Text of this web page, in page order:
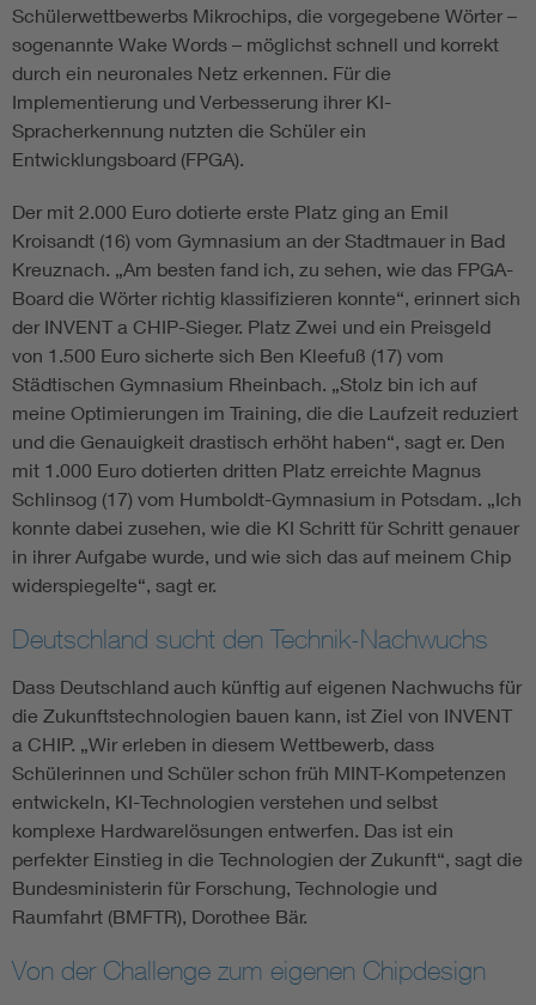
Schülerwettbewerbs Mikrochips, die vorgegebene Wörter –
sogenannte Wake Words – möglichst schnell und korrekt
durch ein neuronales Netz erkennen. Für die
Implementierung und Verbesserung ihrer KI-
Spracherkennung nutzten die Schüler ein
Entwicklungsboard (FPGA).
Der mit 2.000 Euro dotierte erste Platz ging an Emil
Kroisandt (16) vom Gymnasium an der Stadtmauer in Bad
Kreuznach. „Am besten fand ich, zu sehen, wie das FPGA-
Board die Wörter richtig klassifizieren konnte“, erinnert sich
der INVENT a CHIP-Sieger. Platz Zwei und ein Preisgeld
von 1.500 Euro sicherte sich Ben Kleefuß (17) vom
Städtischen Gymnasium Rheinbach. „Stolz bin ich auf
meine Optimierungen im Training, die die Laufzeit reduziert
und die Genauigkeit drastisch erhöht haben“, sagt er. Den
mit 1.000 Euro dotierten dritten Platz erreichte Magnus
Schlinsog (17) vom Humboldt-Gymnasium in Potsdam. „Ich
konnte dabei zusehen, wie die KI Schritt für Schritt genauer
in ihrer Aufgabe wurde, und wie sich das auf meinem Chip
widerspiegelte“, sagt er.
Deutschland sucht den Technik-Nachwuchs
Dass Deutschland auch künftig auf eigenen Nachwuchs für
die Zukunftstechnologien bauen kann, ist Ziel von INVENT
a CHIP. „Wir erleben in diesem Wettbewerb, dass
Schülerinnen und Schüler schon früh MINT-Kompetenzen
entwickeln, KI-Technologien verstehen und selbst
komplexe Hardwarelösungen entwerfen. Das ist ein
perfekter Einstieg in die Technologien der Zukunft“, sagt die
Bundesministerin für Forschung, Technologie und
Raumfahrt (BMFTR), Dorothee Bär.
Von der Challenge zum eigenen Chipdesign